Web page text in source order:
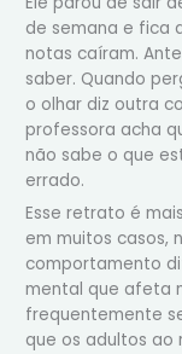
de semana e fica
notas caíram.
saber. Quando
o olhar diz outra
professora acha
não sabe o que
errado.
Esse retrato é
em muitos casos,
comportamento
mental que afeta
frequentemente
que os adultos ao